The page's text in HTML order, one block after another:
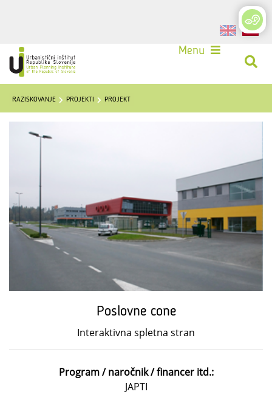
Login
Menu
RAZISKOVANJE PROJEKTI PROJEKT
Poslovne cone
Interaktivna spletna stran
Program / naročnik / financer itd.:
JAPTI